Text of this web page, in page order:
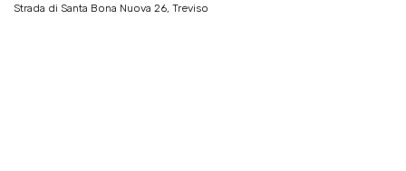
Strada di Santa Bona Nuova 26, Treviso